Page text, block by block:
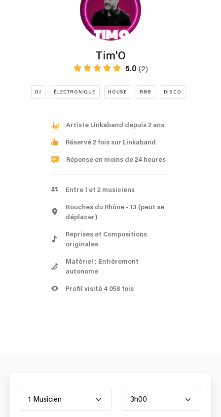
Tim'O
5.0 (2)
DJ ÉLECTRONIQUE HOUSE RNB DISCO
Artiste Linkaband depuis 2 ans
Réservé 2 fois sur Linkaband
Réponse en moins de 24 heures
Entre 1 et 2 musiciens
Bouches du Rhône - 13 (peut se
déplacer)
Reprises et Compositions
originales
Matériel : Entièrement
autonome
Profil visité 4 058 fois
1 Musicien 3h00